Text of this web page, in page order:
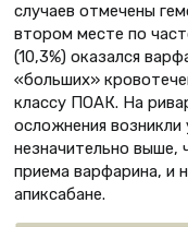
случаев отмечены
втором месте по
(10,3%) оказался
«больших»
классу ПОАК. На
осложнения возникли
незначительно выше,
приема варфарина, и
апиксабане.